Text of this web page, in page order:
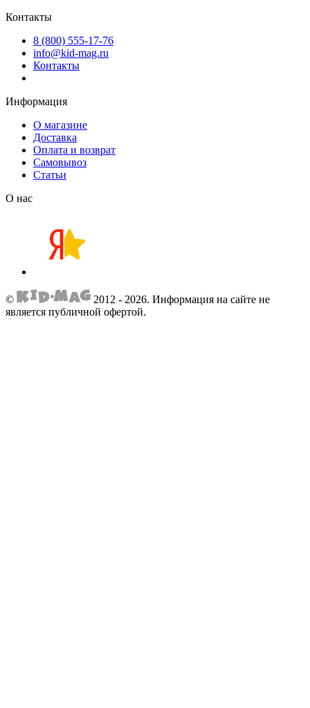
Контакты
8 (800) 555-17-76
info@kid-mag.ru
Контакты
Информация
О магазине
Доставка
Оплата и возврат
Самовывоз
Статьи
О нас
© 2012 - 2026. Информация на сайте не
является публичной офертой.